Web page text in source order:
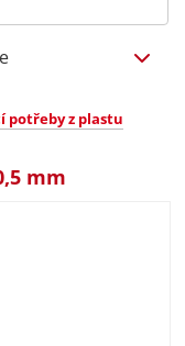
potřeby z plastu
mm